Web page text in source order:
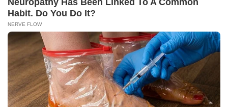
Mỗi con giáp 1 Thần Tài độ mệnh: Muốn
động nắm bắt!
Mỗi con giáp lại có một vị Thần Tài độ...
Hiểu Đúng Về 3 Loại: Tri Thức, Trí Tuệ Và
Trí Huệ
Trí tuệ là cái làm nên Con Người. Đó là...